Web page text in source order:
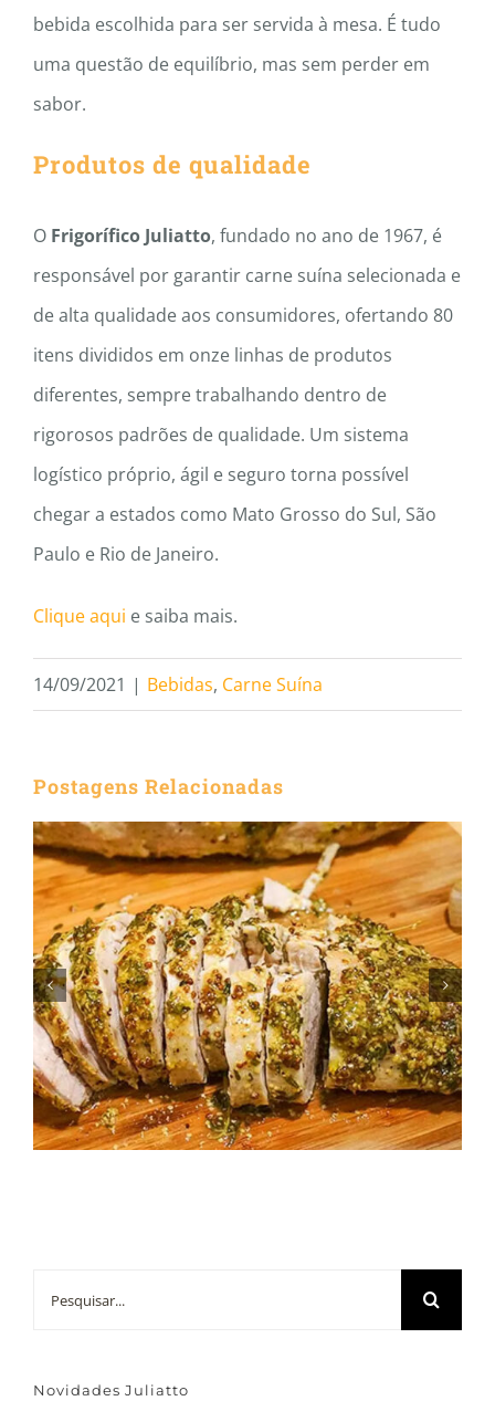
bebida escolhida para ser servida à mesa. É tudo
uma questão de equilíbrio, mas sem perder em
sabor.
Produtos de qualidade
O Frigorífico Juliatto, fundado no ano de 1967, é
responsável por garantir carne suína selecionada e
de alta qualidade aos consumidores, ofertando 80
itens divididos em onze linhas de produtos
diferentes, sempre trabalhando dentro de
rigorosos padrões de qualidade. Um sistema
logístico próprio, ágil e seguro torna possível
chegar a estados como Mato Grosso do Sul, São
Paulo e Rio de Janeiro.
Clique aqui e saiba mais.
14/09/2021 | Bebidas, Carne Suína
Postagens Relacionadas
Como Manter a Suculência da
Carne Suína ao Servir
Novidades Juliatto